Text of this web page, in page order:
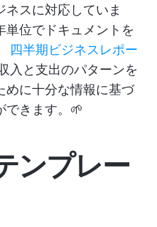
スに対応していま
単位でドキュメントを
四半期ビジネスレポー
入と支出のパターンを
めに十分な情報に基づ
できます。🌱
ンプレー